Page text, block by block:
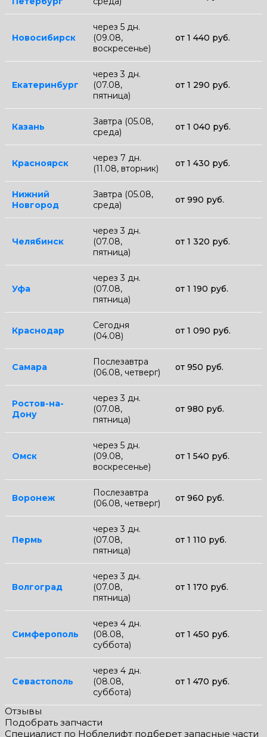
Новосибирск
через 5 дн.
(09.08,
воскресенье)
от 1 440 руб.
Екатеринбург
через 3 дн.
(07.08,
пятница)
от 1 290 руб.
Казань
Завтра (05.08,
среда)
от 1 040 руб.
Красноярск
через 7 дн.
(11.08, вторник)
от 1 430 руб.
Нижний
Новгород
Завтра (05.08,
среда)
от 990 руб.
Челябинск
через 3 дн.
(07.08,
пятница)
от 1 320 руб.
Уфа
через 3 дн.
(07.08,
пятница)
от 1 190 руб.
Краснодар
Сегодня
(04.08)
от 1 090 руб.
Самара
Послезавтра
(06.08, четверг)
от 950 руб.
Ростов-на-
Дону
через 3 дн.
(07.08,
пятница)
от 980 руб.
Омск
через 5 дн.
(09.08,
воскресенье)
от 1 540 руб.
Воронеж
Послезавтра
(06.08, четверг)
от 960 руб.
Пермь
через 3 дн.
(07.08,
пятница)
от 1 110 руб.
Волгоград
через 3 дн.
(07.08,
пятница)
от 1 170 руб.
Симферополь
через 4 дн.
(08.08,
суббота)
от 1 450 руб.
Севастополь
через 4 дн.
(08.08,
суббота)
от 1 470 руб.
Отзывы
Подобрать запчасти
Специалист по Ноблелифт подберет запасные части